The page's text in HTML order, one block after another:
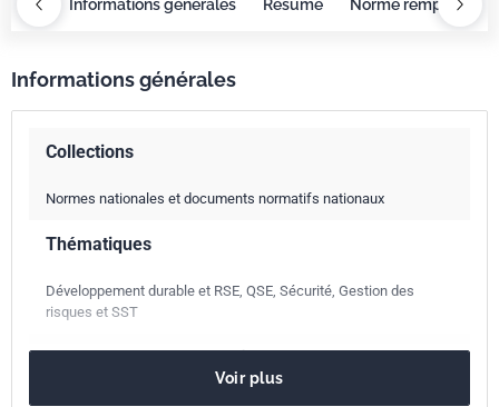
Informations générales Résumé Norme remplacée
Informations générales
Collections
Normes nationales et documents normatifs nationaux
Thématiques
Développement durable et RSE, QSE, Sécurité, Gestion des
risques et SST
Date de
août 2009
Voir plus